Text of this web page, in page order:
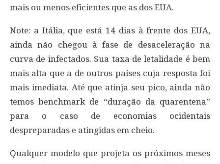
mais ou menos eficientes que as dos EUA.
Note: a Itália, que está 14 dias à frente dos EUA,
ainda não chegou à fase de desaceleração na
curva de infectados. Sua taxa de letalidade é bem
mais alta que a de outros países cuja resposta foi
mais imediata. Até que atinja seu pico, ainda não
temos benchmark de “duração da quarentena”
para o caso de economias ocidentais
despreparadas e atingidas em cheio.
Qualquer modelo que projeta os próximos meses